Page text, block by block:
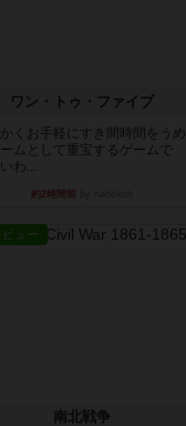
ワン・トゥ・ファイブ
くお手軽にすき間時間をうめ
ムとして重宝するゲームで
わ...
約2時間前
ビュー
南北戦争